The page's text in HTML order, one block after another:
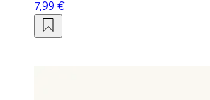
7,99 €